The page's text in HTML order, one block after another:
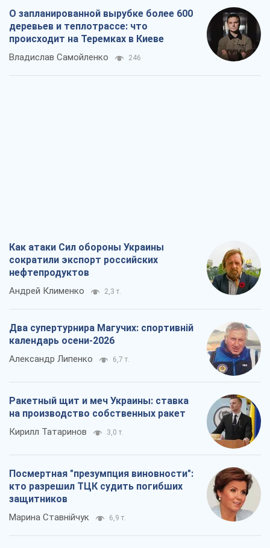
О запланированной вырубке более 600
деревьев и теплотрассе: что
происходит на Теремках в Киеве
Владислав Самойленко 246
Как атаки Сил обороны Украины
сократили экспорт российских
нефтепродуктов
Андрей Клименко 2,3 т.
Два супертурнира Магучих: спортивній
календарь осени-2026
Александр Липенко 6,7 т.
Ракетный щит и меч Украины: ставка
на производство собственных ракет
Кирилл Татаринов 3,0 т.
Посмертная "презумпция виновности":
кто разрешил ТЦК судить погибших
защитников
Марина Ставнійчук 6,9 т.